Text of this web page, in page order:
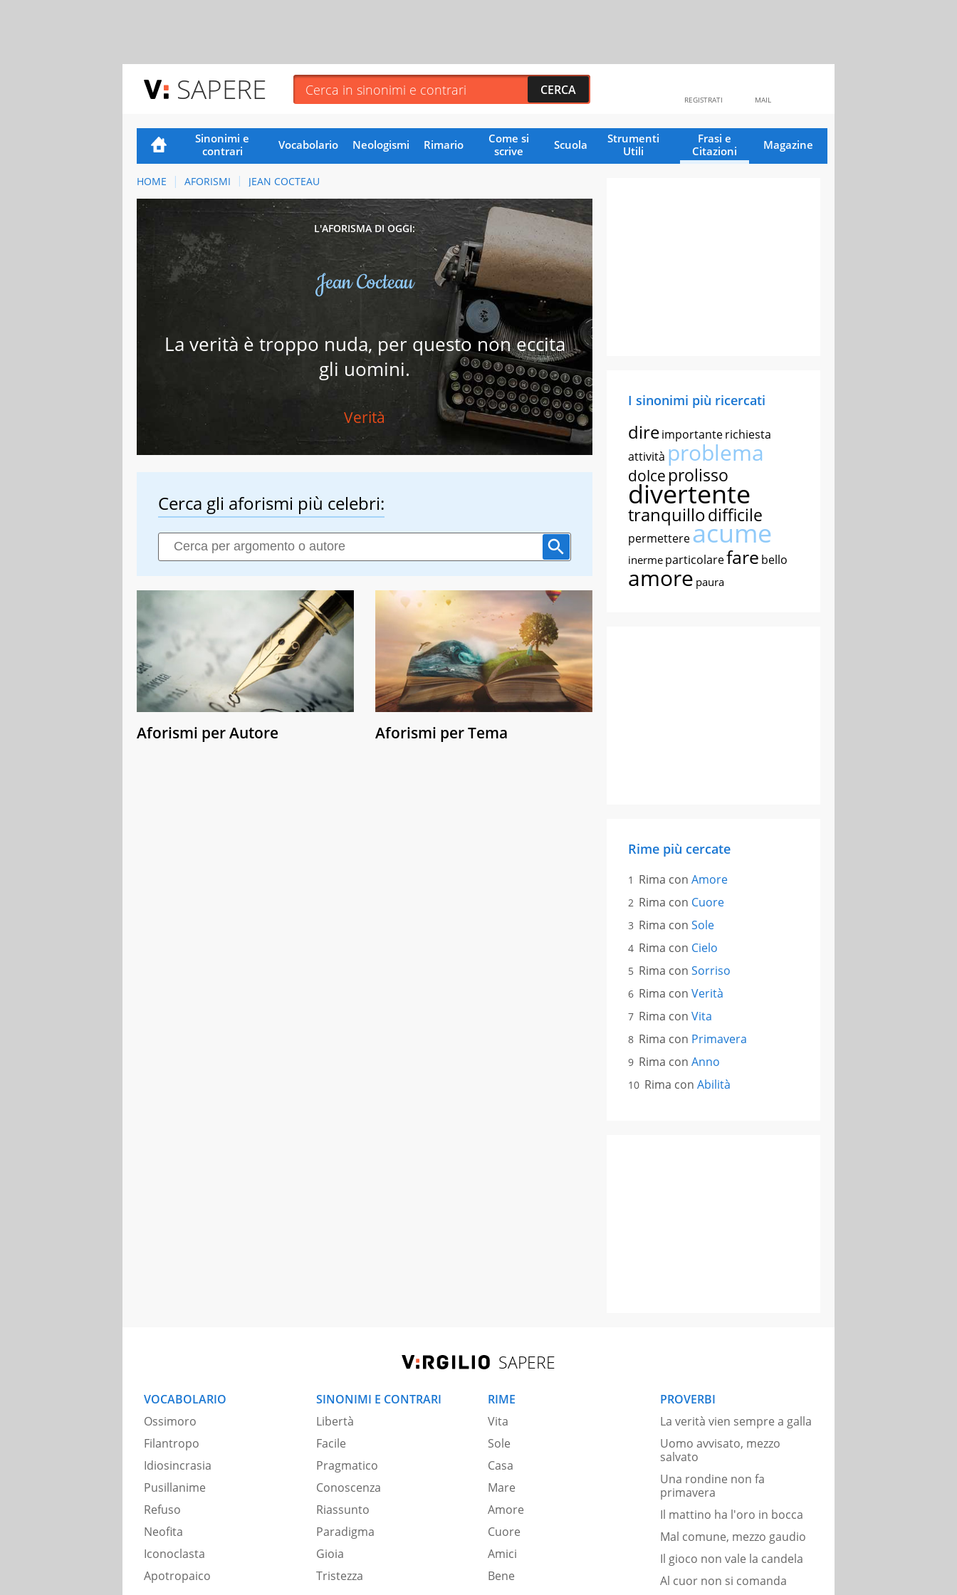
SAPERE MAIL
REGISTRATI
Sinonimi e
contrari
Vocabolario Neologismi Rimario
Come si
scrive
Scuola
Strumenti
Utili
Frasi e
Citazioni
Magazine
HOME AFORISMI JEAN COCTEAU
L'AFORISMA DI OGGI:
Jean Cocteau
La verità è troppo nuda, per questo non eccita
gli uomini.
Verità
Cerca gli aforismi più celebri:
Aforismi per Autore Aforismi per Tema
I sinonimi più ricercati
direimportanterichiesta
attività problema
dolce prolisso
divertente
tranquillodifficile
permettereacume
inerme particolarefare bello
amore paura
Rime più cercate
Rima con Amore
Rima con Cuore
Rima con Sole
Rima con Cielo
Rima con Sorriso
Rima con Verità
Rima con Vita
Rima con Primavera
Rima con Anno
Rima con Abilità
SAPERE
VOCABOLARIO
Ossimoro
Filantropo
Idiosincrasia
Pusillanime
Refuso
Neofita
Iconoclasta
Apotropaico
SINONIMI E CONTRARI
Libertà
Facile
Pragmatico
Conoscenza
Riassunto
Paradigma
Gioia
Tristezza
RIME
Vita
Sole
Casa
Mare
Amore
Cuore
Amici
Bene
PROVERBI
La verità vien sempre a galla
Uomo avvisato, mezzo
salvato
Una rondine non fa
primavera
Il mattino ha l'oro in bocca
Mal comune, mezzo gaudio
Il gioco non vale la candela
Al cuor non si comanda